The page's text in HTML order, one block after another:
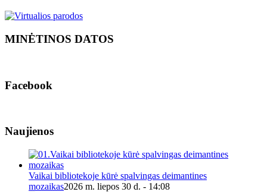
MINĖTINOS DATOS
Facebook
Naujienos
Vaikai bibliotekoje kūrė spalvingas deimantines
mozaikas2026 m. liepos 30 d. - 14:08